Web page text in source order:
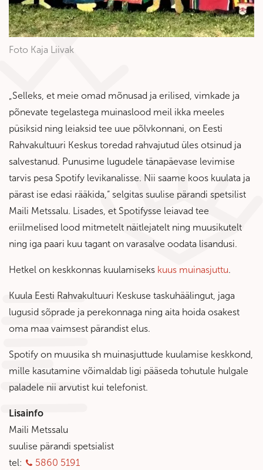
Foto Kaja Liivak
„Selleks, et meie omad mõnusad ja erilised, vimkade ja
põnevate tegelastega muinaslood meil ikka meeles
püsiksid ning leiaksid tee uue põlvkonnani, on Eesti
Rahvakultuuri Keskus toredad rahvajutud üles otsinud ja
salvestanud. Punusime lugudele tänapäevase levimise
tarvis pesa Spotify levikanalisse. Nii saame koos kuulata ja
pärast ise edasi rääkida,“ selgitas suulise pärandi spetsilist
Maili Metssalu. Lisades, et Spotifysse leiavad tee
eriilmelised lood mitmetelt näitlejatelt ning muusikutelt
ning iga paari kuu tagant on varasalve oodata lisandusi.
Hetkel on keskkonnas kuulamiseks kuus muinasjuttu.
Kuula Eesti Rahvakultuuri Keskuse taskuhäälingut, jaga
lugusid sõprade ja perekonnaga ning aita hoida osakest
oma maa vaimsest pärandist elus.
Spotify on muusika sh muinasjuttude kuulamise keskkond,
mille kasutamine võimaldab ligi pääseda tohutule hulgale
paladele nii arvutist kui telefonist.
Lisainfo
Maili Metssalu
suulise pärandi spetsialist
tel:
5860 5191